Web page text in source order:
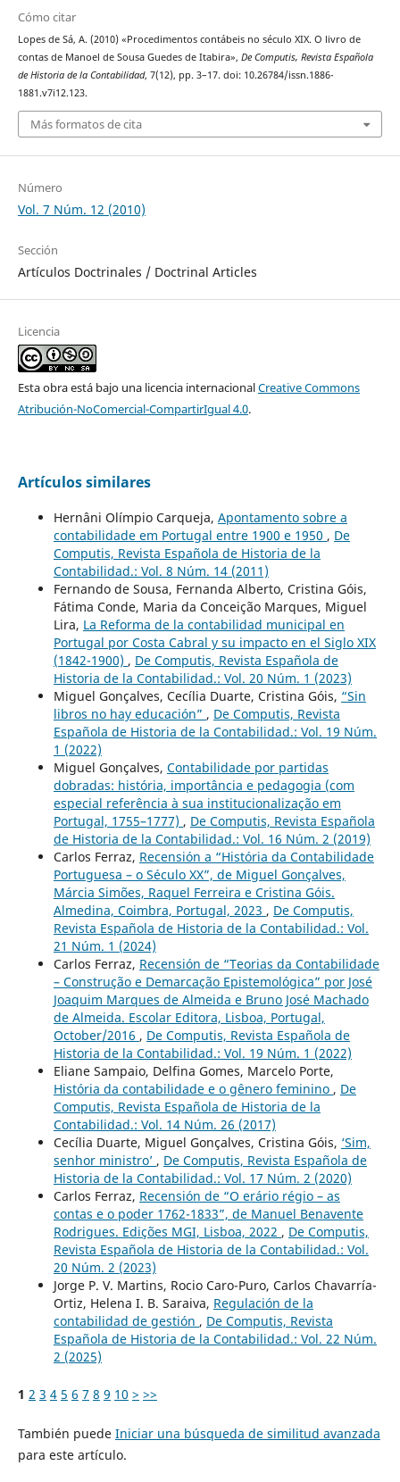
Cómo citar
Lopes de Sá, A. (2010) «Procedimentos contábeis no século XIX. O livro de
contas de Manoel de Sousa Guedes de Itabira», De Computis, Revista Española
de Historia de la Contabilidad, 7(12), pp. 3–17. doi: 10.26784/issn.1886-
1881.v7i12.123.
Más formatos de cita
Número
Vol. 7 Núm. 12 (2010)
Sección
Artículos Doctrinales / Doctrinal Articles
Licencia
Esta obra está bajo una licencia internacionalCreative Commons
Atribución-NoComercial-CompartirIgual 4.0.
Artículos similares
Hernâni Olímpio Carqueja, Apontamento sobre a
contabilidade em Portugal entre 1900 e 1950 , De
Computis, Revista Española de Historia de la
Contabilidad.: Vol. 8 Núm. 14 (2011)
Fernando de Sousa, Fernanda Alberto, Cristina Góis,
Fátima Conde, Maria da Conceição Marques, Miguel
Lira, La Reforma de la contabilidad municipal en
Portugal por Costa Cabral y su impacto en el Siglo XIX
(1842-1900) , De Computis, Revista Española de
Historia de la Contabilidad.: Vol. 20 Núm. 1 (2023)
Miguel Gonçalves, Cecília Duarte, Cristina Góis, “Sin
libros no hay educación” , De Computis, Revista
Española de Historia de la Contabilidad.: Vol. 19 Núm.
1 (2022)
Miguel Gonçalves, Contabilidade por partidas
dobradas: história, importância e pedagogia (com
especial referência à sua institucionalização em
Portugal, 1755–1777) , De Computis, Revista Española
de Historia de la Contabilidad.: Vol. 16 Núm. 2 (2019)
Carlos Ferraz, Recensión a “História da Contabilidade
Portuguesa – o Século XX”, de Miguel Gonçalves,
Márcia Simões, Raquel Ferreira e Cristina Góis.
Almedina, Coimbra, Portugal, 2023 , De Computis,
Revista Española de Historia de la Contabilidad.: Vol.
21 Núm. 1 (2024)
Carlos Ferraz, Recensión de “Teorias da Contabilidade
– Construção e Demarcação Epistemológica” por José
Joaquim Marques de Almeida e Bruno José Machado
de Almeida. Escolar Editora, Lisboa, Portugal,
October/2016 , De Computis, Revista Española de
Historia de la Contabilidad.: Vol. 19 Núm. 1 (2022)
Eliane Sampaio, Delfina Gomes, Marcelo Porte,
História da contabilidade e o gênero feminino , De
Computis, Revista Española de Historia de la
Contabilidad.: Vol. 14 Núm. 26 (2017)
Cecília Duarte, Miguel Gonçalves, Cristina Góis, ‘Sim,
senhor ministro’ , De Computis, Revista Española de
Historia de la Contabilidad.: Vol. 17 Núm. 2 (2020)
Carlos Ferraz, Recensión de “O erário régio – as
contas e o poder 1762-1833”, de Manuel Benavente
Rodrigues. Edições MGI, Lisboa, 2022 , De Computis,
Revista Española de Historia de la Contabilidad.: Vol.
20 Núm. 2 (2023)
Jorge P. V. Martins, Rocio Caro-Puro, Carlos Chavarría-
Ortiz, Helena I. B. Saraiva, Regulación de la
contabilidad de gestión , De Computis, Revista
Española de Historia de la Contabilidad.: Vol. 22 Núm.
2 (2025)
1 2 3 4 5 6 7 8 9 10 > >>
También puede Iniciar una búsqueda de similitud avanzada
para este artículo.